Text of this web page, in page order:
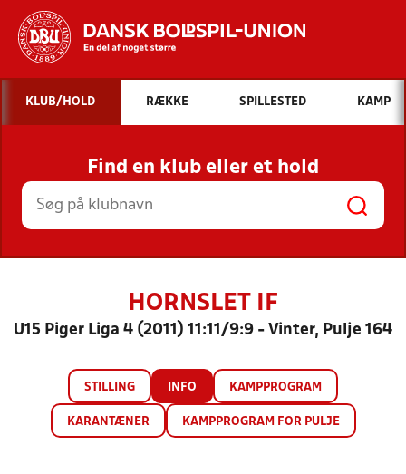
Hvad vil du søge efter?
INDHOLD OG NYHEDER
STILLINGER, RESULTATER, KLUBBER OG
HOLD
KLUB/HOLD RÆKKE SPILLESTED KAMP
Find en klub eller et hold
HORNSLET IF
U15 Piger Liga 4 (2011) 11:11/9:9 - Vinter, Pulje 164
STILLING INFO KAMPPROGRAM
KARANTÆNER KAMPPROGRAM FOR PULJE